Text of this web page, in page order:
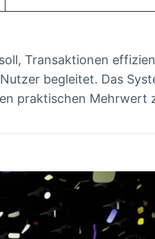
Transaktionen
begleitet. Das
praktischen Mehrwert